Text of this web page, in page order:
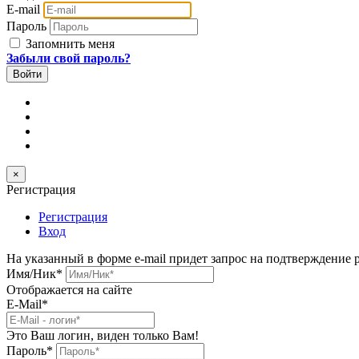
E-mail
Пароль
Запомнить меня
Забыли свой пароль?
×
Регистрация
Регистрация
Вход
На указанный в форме e-mail придет запрос на подтверждение
Имя/Ник*
Отображается на сайте
E-Mail*
Это Ваш логин, виден только Вам!
Пароль*